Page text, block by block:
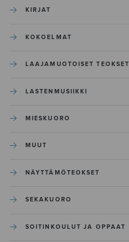
KIRJAT
KOKOELMAT
LAAJAMUOTOISET TEOKSET
LASTENMUSIIKKI
MIESKUORO
MUUT
NÄYTTÄMÖTEOKSET
SEKAKUORO
SOITINKOULUT JA OPPAAT